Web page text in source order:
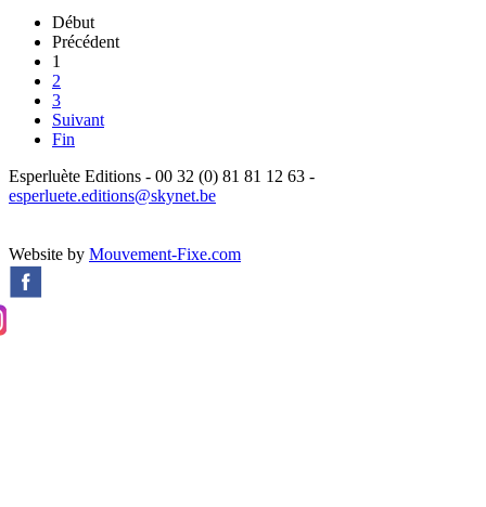
Début
Précédent
1
2
3
Suivant
Fin
Esperluète Editions - 00 32 (0) 81 81 12 63 -
esperluete.editions@skynet.be
Website by Mouvement-Fixe.com